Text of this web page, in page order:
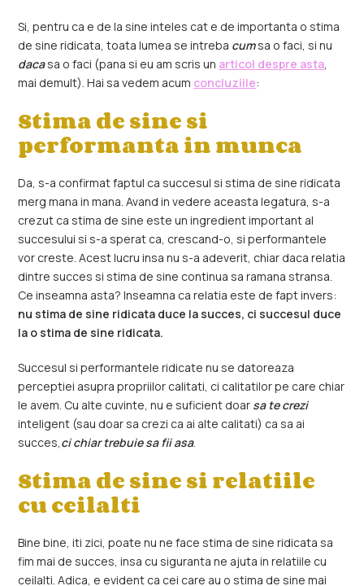
Si, pentru ca e de la sine inteles cat e de importanta o stima
de sine ridicata, toata lumea se intreba cumsa o faci, si nu
dacasa o faci (pana si eu am scris un articol despre asta,
mai demult). Hai sa vedem acum concluziile:
Stima de sine si
performanta in munca
Da, s-a confirmat faptul ca succesul si stima de sine ridicata
merg mana in mana. Avand in vedere aceasta legatura, s-a
crezut ca stima de sine este un ingredient important al
succesului si s-a sperat ca, crescand-o, si performantele
vor creste. Acest lucru insa nu s-a adeverit, chiar daca relatia
dintre succes si stima de sine continua sa ramana stransa.
Ce inseamna asta? Inseamna ca relatia este de fapt invers:
nu stima de sine ridicata duce la succes, ci succesul duce
la o stima de sine ridicata.
Succesul si performantele ridicate nu se datoreaza
perceptiei asupra propriilor calitati, ci calitatilor pe care chiar
le avem. Cu alte cuvinte, nu e suficient doar sa te crezi
inteligent (sau doar sa crezi ca ai alte calitati) ca sa ai
succes,ci chiar trebuie sa fii asa.
Stima de sine si relatiile
cu ceilalti
Bine bine, iti zici, poate nu ne face stima de sine ridicata sa
fim mai de succes, insa cu siguranta ne ajuta in relatiile cu
ceilalti. Adica, e evident ca cei care au o stima de sine mai